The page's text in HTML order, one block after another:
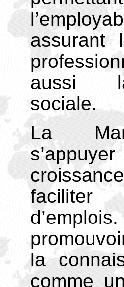
assurant
aussi
sociale.
La
la
comme